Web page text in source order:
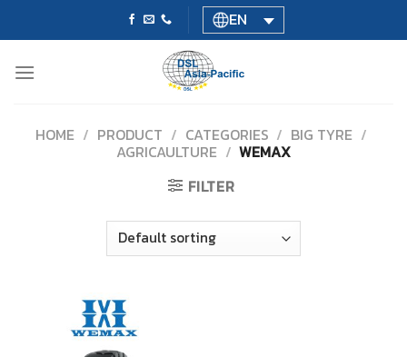
EN
HOME / PRODUCT / CATEGORIES / BIG TYRE /
AGRICAULTURE / WEMAX
FILTER